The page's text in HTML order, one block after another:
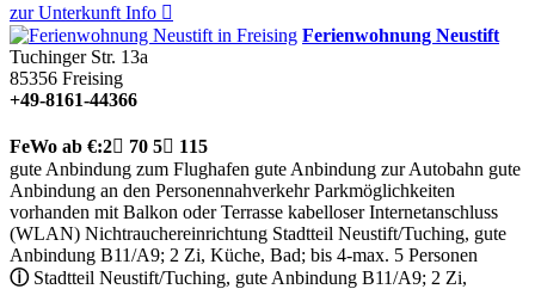
zur Unterkunft Info 
Ferienwohnung Neustift
Tuchinger Str. 13a
85356 Freising
+49-8161-44366
FeWo ab €:2 70 5 115
gute Anbindung zum Flughafen gute Anbindung zur Autobahn gute
Anbindung an den Personennahverkehr Parkmöglichkeiten
vorhanden mit Balkon oder Terrasse kabelloser Internetanschluss
(WLAN) Nichtrauchereinrichtung Stadtteil Neustift/Tuching, gute
Anbindung B11/A9; 2 Zi, Küche, Bad; bis 4-max. 5 Personen
ⓘStadtteil Neustift/Tuching, gute Anbindung B11/A9; 2 Zi,